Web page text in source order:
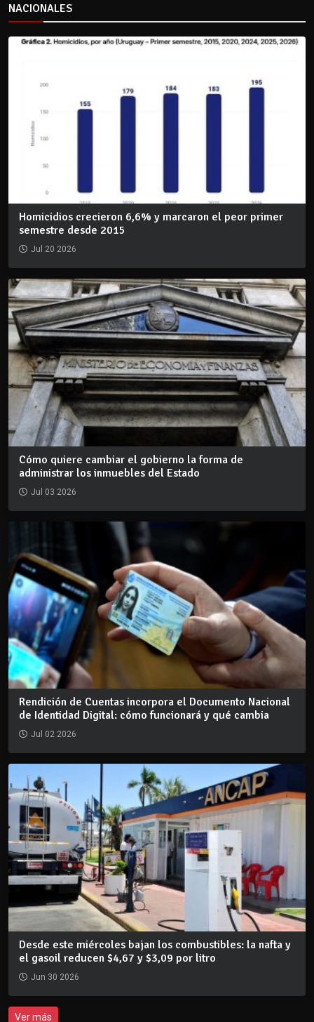
NACIONALES
Homicidios crecieron 6,6% y marcaron el peor primer
semestre desde 2015
Jul 20 2026
Cómo quiere cambiar el gobierno la forma de
administrar los inmuebles del Estado
Jul 03 2026
Rendición de Cuentas incorpora el Documento Nacional
de Identidad Digital: cómo funcionará y qué cambia
Jul 02 2026
Desde este miércoles bajan los combustibles: la nafta y
el gasoil reducen $4,67 y $3,09 por litro
Jun 30 2026
Ver más